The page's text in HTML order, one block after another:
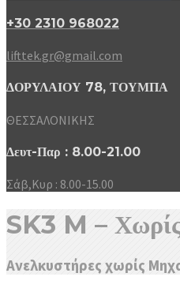
+30 2310 968022
lifttek.gr@gmail.com
ΔΟΡΥΛΑΙΟΥ 78, ΤΟΥΜΠΑ
ΘΕΣΣΑΛΟΝΙΚΗΣ
Δευτ-Παρ : 8.00-21.00
Σάβ,Κυρ : 8.00-15.00
SK3 M –
Ανελκυστήρες χωρίς